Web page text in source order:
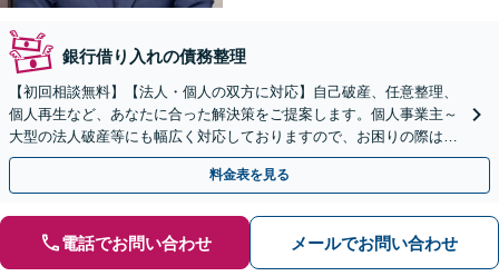
銀行借り入れの債務整理
【初回相談無料】【法人・個人の双方に対応】自己破産、任意整理、
個人再生など、あなたに合った解決策をご提案します。個人事業主～
大型の法人破産等にも幅広く対応しておりますので、お困りの際はご
相談ください。新たなスタートを丁寧に支援いたします。
料金表を見る
電話でお問い合わせ メールでお問い合わせ